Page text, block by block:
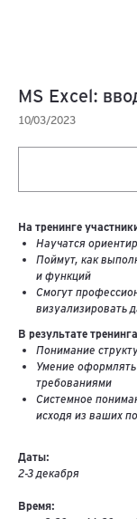
MS Excel:
10/03/2023
На тренинге
Научатся
Поймут, как
и функций
Смогут
визуализировать
В результате
Понимание
Умение
требованиями
Системное
исходя из ваших
Даты:
2-3 декабря
Время: